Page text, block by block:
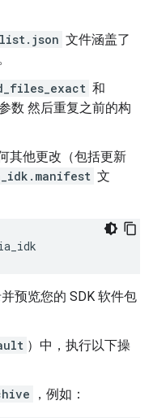
文件涵盖了
和
数 然后重复之前的构
其他更改（包括更新
文
预览您的 SDK 软件包
）中，执行以下操
，例如：